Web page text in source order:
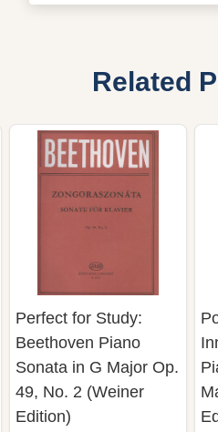
Related
Perfect for Study:
Beethoven Piano
Sonata in G Major Op.
49, No. 2 (Weiner
Edition)